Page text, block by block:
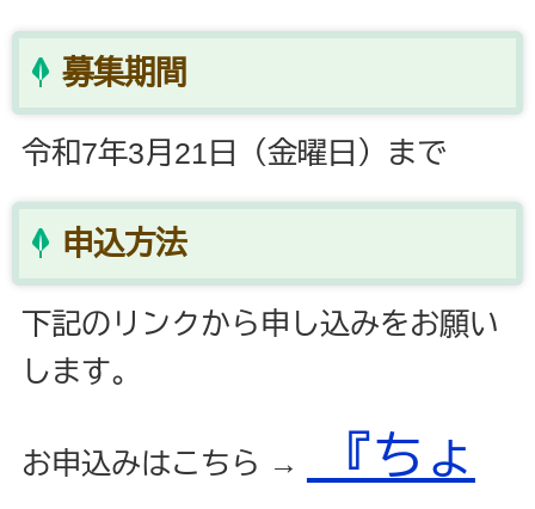
募集期間
令和7年3月21日（金曜日）まで
申込方法
下記のリンクから申し込みをお願い
します。
お申込みはこちら →
『ちょ